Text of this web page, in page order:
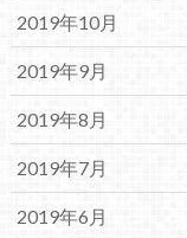
2019年10月
2019年9月
2019年8月
2019年7月
2019年6月